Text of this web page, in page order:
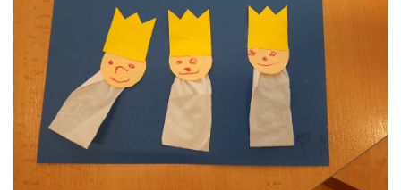
NOVINKY ZE ŠKOLSTVÍ 2025
ROČNÍ PLÁN - INSPIRACE /DLE NOVÉHO RVP PV 2025
VZDĚLÁVACÍ BLOK ZÁŘÍ
VZDĚLÁVACÍ BLOK ŘÍJEN